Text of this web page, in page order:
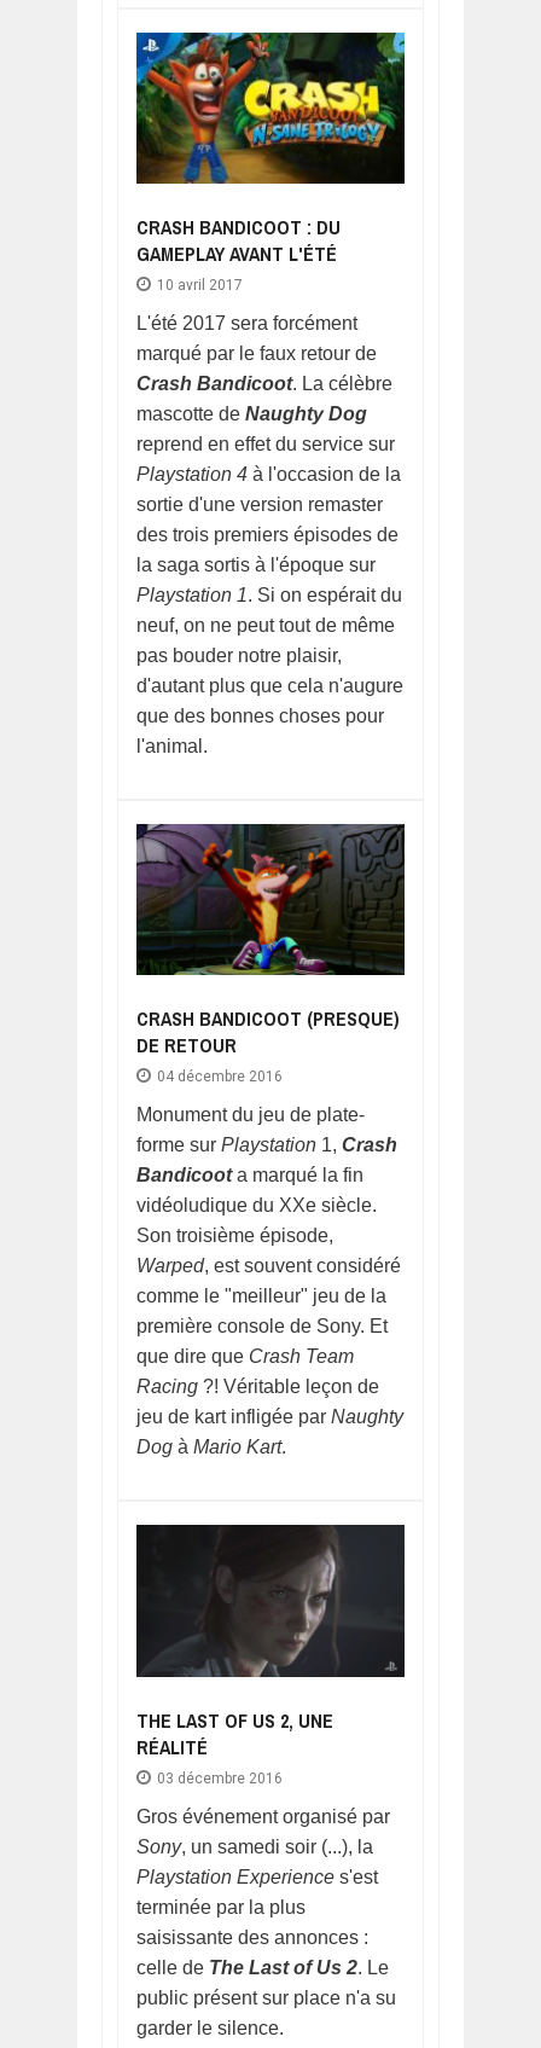
CRASH BANDICOOT : DU
GAMEPLAY AVANT L'ÉTÉ
10 avril 2017
L'été 2017 sera forcément
marqué par le faux retour de
Crash Bandicoot. La célèbre
mascotte de Naughty Dog
reprend en effet du service sur
Playstation 4 à l'occasion de la
sortie d'une version remaster
des trois premiers épisodes de
la saga sortis à l'époque sur
Playstation 1. Si on espérait du
neuf, on ne peut tout de même
pas bouder notre plaisir,
d'autant plus que cela n'augure
que des bonnes choses pour
l'animal.
CRASH BANDICOOT (PRESQUE)
DE RETOUR
04 décembre 2016
Monument du jeu de plate-
forme sur Playstation 1, Crash
Bandicoota marqué la fin
vidéoludique du XXe siècle.
Son troisième épisode,
Warped, est souvent considéré
comme le "meilleur" jeu de la
première console de Sony. Et
que dire que Crash Team
Racing ?! Véritable leçon de
jeu de kart infligée par Naughty
Dog à Mario Kart.
THE LAST OF US 2, UNE
RÉALITÉ
03 décembre 2016
Gros événement organisé par
Sony, un samedi soir (...), la
Playstation Experience s'est
terminée par la plus
saisissante des annonces :
celle de The Last of Us 2. Le
public présent sur place n'a su
garder le silence.